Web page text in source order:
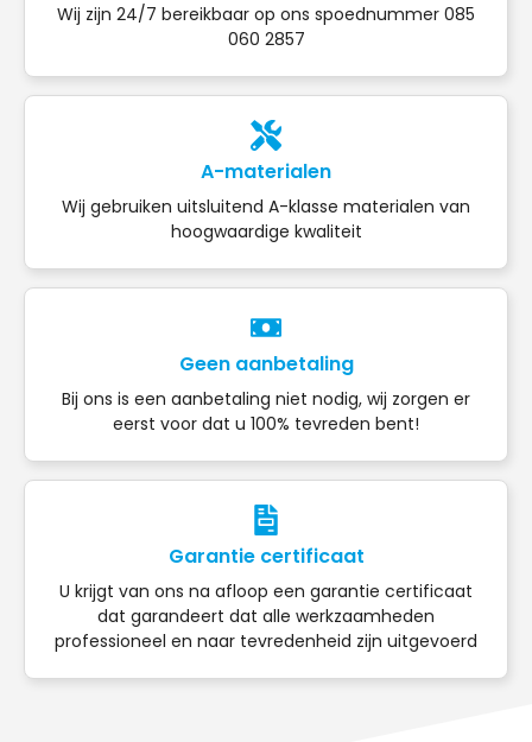
Wij zijn 24/7 bereikbaar op ons spoednummer 085
060 2857
A-materialen
Wij gebruiken uitsluitend A-klasse materialen van
hoogwaardige kwaliteit
Geen aanbetaling
Bij ons is een aanbetaling niet nodig, wij zorgen er
eerst voor dat u 100% tevreden bent!
Garantie certificaat
U krijgt van ons na afloop een garantie certificaat
dat garandeert dat alle werkzaamheden
professioneel en naar tevredenheid zijn uitgevoerd